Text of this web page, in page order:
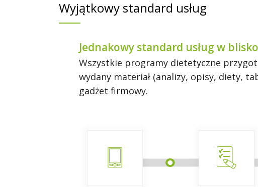
Wyjątkowy standard usług
Jednakowy standard usług w
Wszystkie programy dietetyczne
wydany materiał (analizy, opisy, diety,
gadżet firmowy.